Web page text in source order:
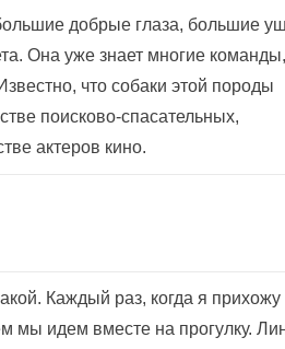
добрые глаза, большие
Она уже знает многие команды,
что собаки этой породы
поисково-спасательных,
актеров кино.
Каждый раз, когда я прихожу
мы идем вместе на прогулку.